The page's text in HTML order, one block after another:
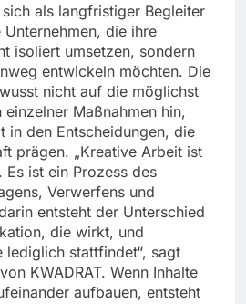
sich als langfristiger Begleiter
die ihre
isoliert umsetzen, sondern
entwickeln möchten. Die
nicht auf die möglichst
Maßnahmen hin,
in den Entscheidungen, die
prägen. „Kreative Arbeit ist
ist ein Prozess des
Verwerfens und
entsteht der Unterschied
die wirkt, und
lediglich stattfindet“, sagt
KWADRAT. Wenn Inhalte
aufbauen, entsteht